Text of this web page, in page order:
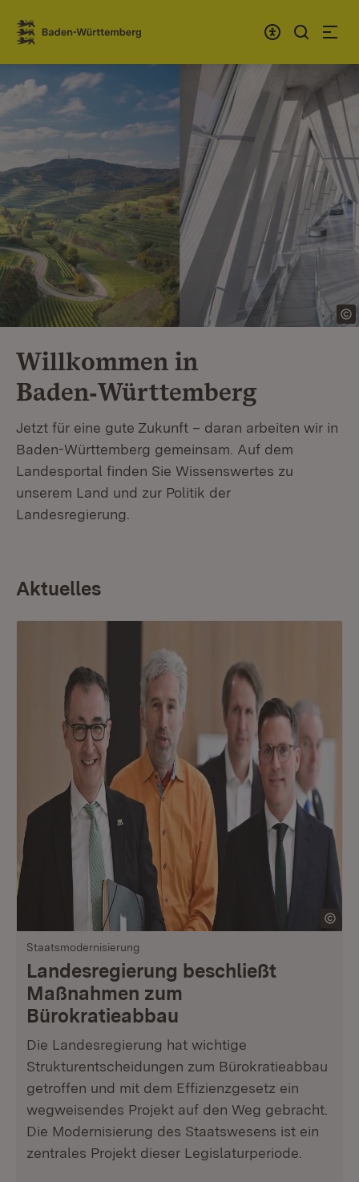
Zum Inhalt springen
Link zur Startseite
Willkommen in
Baden‑Württemberg
Jetzt für eine gute Zukunft – daran arbeiten wir in
Baden-Württemberg gemeinsam. Auf dem
Landesportal finden Sie Wissenswertes zu
unserem Land und zur Politik der
Landesregierung.
Aktuelles
Staatsmodernisierung
Landesregierung beschließt
Maßnahmen zum
Bürokratieabbau
Die Landesregierung hat wichtige
Strukturentscheidungen zum Bürokratieabbau
getroffen und mit dem Effizienzgesetz ein
wegweisendes Projekt auf den Weg gebracht.
Die Modernisierung des Staatswesens ist ein
zentrales Projekt dieser Legislaturperiode.